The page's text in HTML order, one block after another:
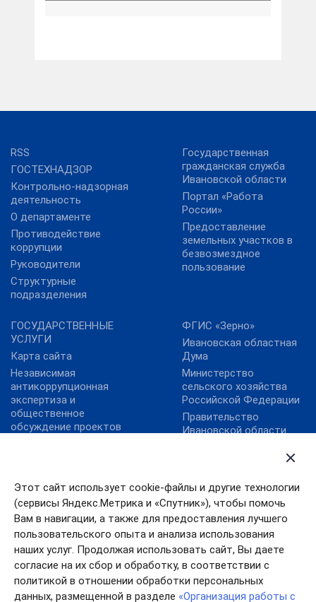
Этот сайт использует cookie-файлы и другие технологии
(сервисы Яндекс.Метрика и «Спутник»), чтобы помочь
Вам в навигации, а также для предоставления лучшего
пользовательского опыта и анализа использования
наших услуг. Продолжая использовать сайт, Вы даете
согласие на их сбор и обработку, в соответствии с
политикой в отношении обработки персональных
данных, размещенной в разделе «Организация работы с
RSS
ГОСТЕХНАДЗОР
Контрольно-надзорная
деятельность
О департаменте
Противодействие
коррупции
Руководители
Структурные
подразделения
Государственная
гражданская служба
Ивановской области
Портал «Работа
России»
Предоставление
земельных участков в
безвозмездное
пользование
ГОСУДАРСТВЕННЫЕ
УСЛУГИ
Карта сайта
Независимая
антикоррупционная
экспертиза и
общественное
обсуждение проектов
ФГИС «Зерно»
Ивановская областная
Дума
Министерство
сельского хозяйства
Российской Федерации
Правительство
Ивановской области
ФГБУ «Центр
Агроаналитики»
Цифровая платформа
МСП